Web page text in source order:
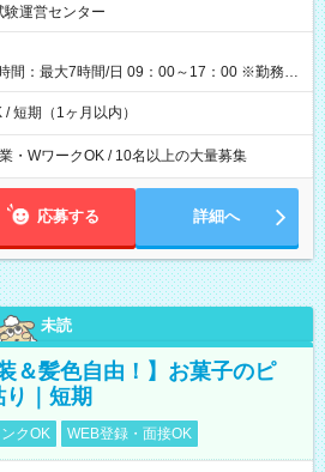
家試験 7:00～13:30（休憩なし） 時給1,300
）×6時間＝日収8,400円＋交通費 【試用期
運営センター
間：最大7時間/日 09：00～17：00 ※勤務時
なります。
短期（1ヶ月以内）
・WワークOK / 10名以上の大量募集
応募する 詳細へ
未読
＆髪色自由！】お菓子のピ
｜短期
クOK WEB登録・面接OK